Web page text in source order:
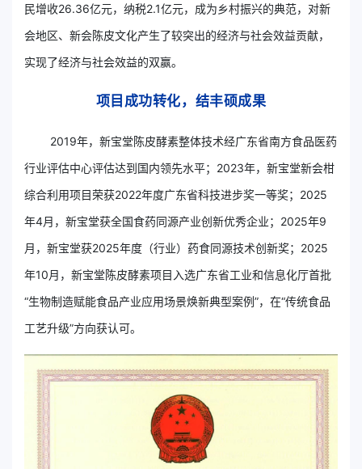
民增收26.36亿元，纳税2.1亿元，成为乡村振兴的典范，对新
会地区、新会陈皮文化产生了较突出的经济与社会效益贡献，
实现了经济与社会效益的双赢。
项目成功转化，结丰硕成果
2019年，新宝堂陈皮酵素整体技术经广东省南方食品医药
行业评估中心评估达到国内领先水平；2023年，新宝堂新会柑
综合利用项目荣获2022年度广东省科技进步奖一等奖；2025
年4月，新宝堂获全国食药同源产业创新优秀企业；2025年9
月，新宝堂获2025年度（行业）药食同源技术创新奖；2025
年10月，新宝堂陈皮酵素项目入选广东省工业和信息化厅首批
“生物制造赋能食品产业应用场景焕新典型案例”，在“传统食品
工艺升级”方向获认可。